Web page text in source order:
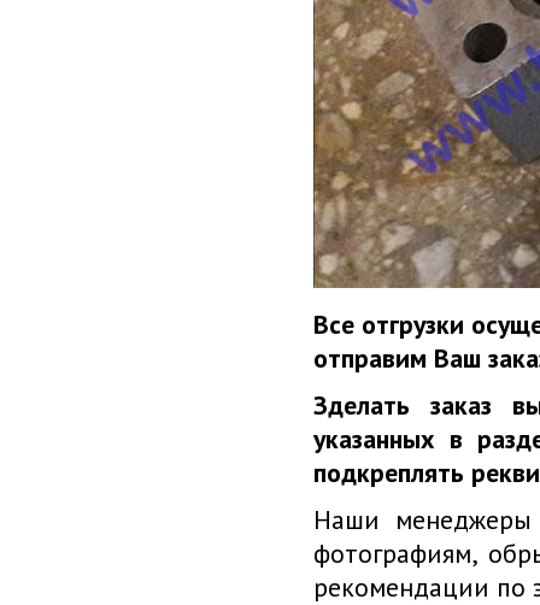
Все отгрузки
отправим Ваш
Зделать заказ
указанных в
подкреплять
Наши менеджеры
фотографиям,
рекомендации по